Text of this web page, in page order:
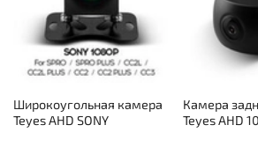
Широкоугольная камера
Teyes AHD SONY
Камера
Teyes AHD